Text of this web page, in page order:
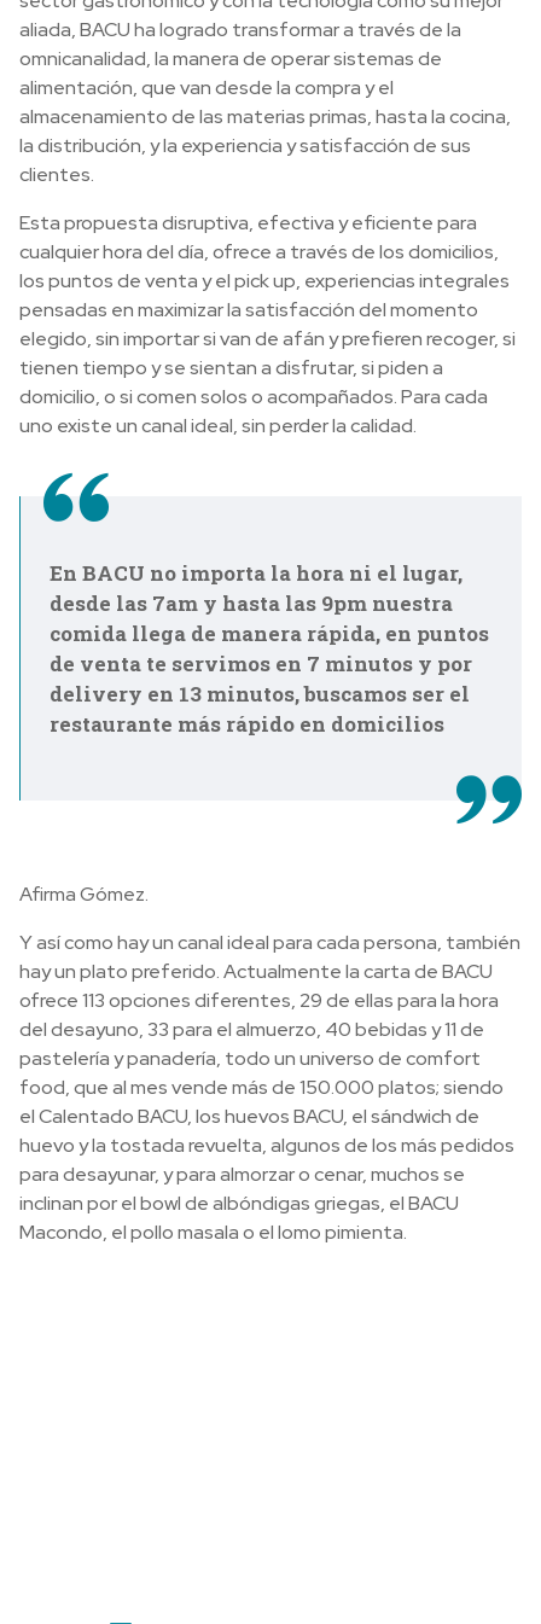
aliada, BACU ha logrado transformar a través de la
omnicanalidad, la manera de operar sistemas de
alimentación, que van desde la compra y el
almacenamiento de las materias primas, hasta la cocina,
la distribución, y la experiencia y satisfacción de sus
clientes.
Esta propuesta disruptiva, efectiva y eficiente para
cualquier hora del día, ofrece a través de los domicilios,
los puntos de venta y el pick up, experiencias integrales
pensadas en maximizar la satisfacción del momento
elegido, sin importar si van de afán y prefieren recoger, si
tienen tiempo y se sientan a disfrutar, si piden a
domicilio, o si comen solos o acompañados. Para cada
uno existe un canal ideal, sin perder la calidad.
En BACU no importa la hora ni el lugar,
desde las 7am y hasta las 9pm nuestra
comida llega de manera rápida, en puntos
de venta te servimos en 7 minutos y por
delivery en 13 minutos, buscamos ser el
restaurante más rápido en domicilios
Afirma Gómez.
Y así como hay un canal ideal para cada persona, también
hay un plato preferido. Actualmente la carta de BACU
ofrece 113 opciones diferentes, 29 de ellas para la hora
del desayuno, 33 para el almuerzo, 40 bebidas y 11 de
pastelería y panadería, todo un universo de comfort
food, que al mes vende más de 150.000 platos; siendo
el Calentado BACU, los huevos BACU, el sándwich de
huevo y la tostada revuelta, algunos de los más pedidos
para desayunar, y para almorzar o cenar, muchos se
inclinan por el bowl de albóndigas griegas, el BACU
Macondo, el pollo masala o el lomo pimienta.